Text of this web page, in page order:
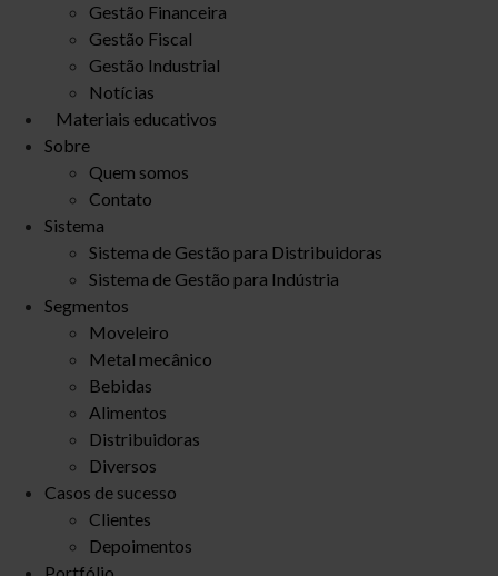
Gestão Financeira
Gestão Fiscal
Gestão Industrial
Notícias
Materiais educativos
Sobre
Quem somos
Contato
Sistema
Sistema de Gestão para Distribuidoras
Sistema de Gestão para Indústria
Segmentos
Moveleiro
Metal mecânico
Bebidas
Alimentos
Distribuidoras
Diversos
Casos de sucesso
Clientes
Depoimentos